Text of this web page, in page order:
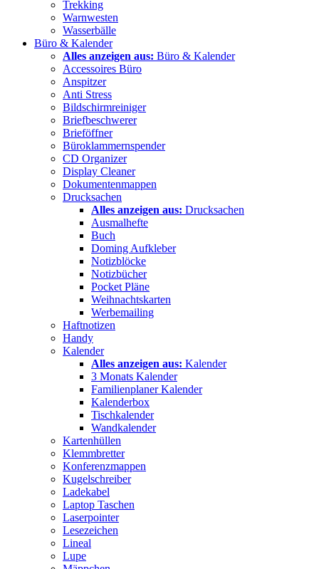
Trekking
Warnwesten
Wasserbälle
Büro & Kalender
Alles anzeigen aus: Büro & Kalender
Accessoires Büro
Anspitzer
Anti Stress
Bildschirmreiniger
Briefbeschwerer
Brieföffner
Büroklammernspender
CD Organizer
Display Cleaner
Dokumentenmappen
Drucksachen
Alles anzeigen aus: Drucksachen
Ausmalhefte
Buch
Doming Aufkleber
Notizblöcke
Notizbücher
Pocket Pläne
Weihnachtskarten
Werbemailing
Haftnotizen
Handy
Kalender
Alles anzeigen aus: Kalender
3 Monats Kalender
Familienplaner Kalender
Kalenderbox
Tischkalender
Wandkalender
Kartenhüllen
Klemmbretter
Konferenzmappen
Kugelschreiber
Ladekabel
Laptop Taschen
Laserpointer
Lesezeichen
Lineal
Lupe